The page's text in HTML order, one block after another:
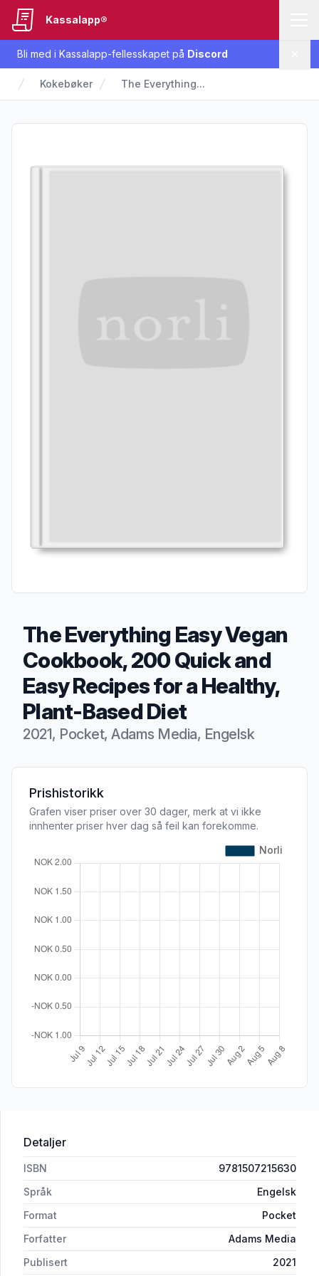
Bli med i Kassalapp-fellesskapet på Discord
Kassalapp®
Kokebøker The Everything...
The Everything Easy Vegan
Cookbook, 200 Quick and
Easy Recipes for a Healthy,
Plant-Based Diet
2021, Pocket, Adams Media, Engelsk
Produktbeskrivelse
Prishistorikk
Grafen viser priser over 30 dager, merk at vi ikke
innhenter priser hver dag så feil kan forekomme.
Detaljer
ISBN
9781507215630
Språk
Engelsk
Format
Pocket
Forfatter
Adams Media
Publisert
2021